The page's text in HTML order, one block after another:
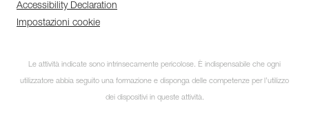
Accessibility Declaration
Impostazioni cookie
Le attività indicate sono intrinsecamente pericolose. È indispensabile che ogni
utilizzatore abbia seguito una formazione e disponga delle competenze per l’utilizzo
dei dispositivi in queste attività.